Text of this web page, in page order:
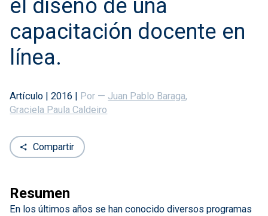
el diseño de una
capacitación docente en
línea.
Artículo |2016 Por — Juan Pablo Baraga,
Graciela Paula Caldeiro
Compartir
Resumen
En los últimos años se han conocido diversos programas